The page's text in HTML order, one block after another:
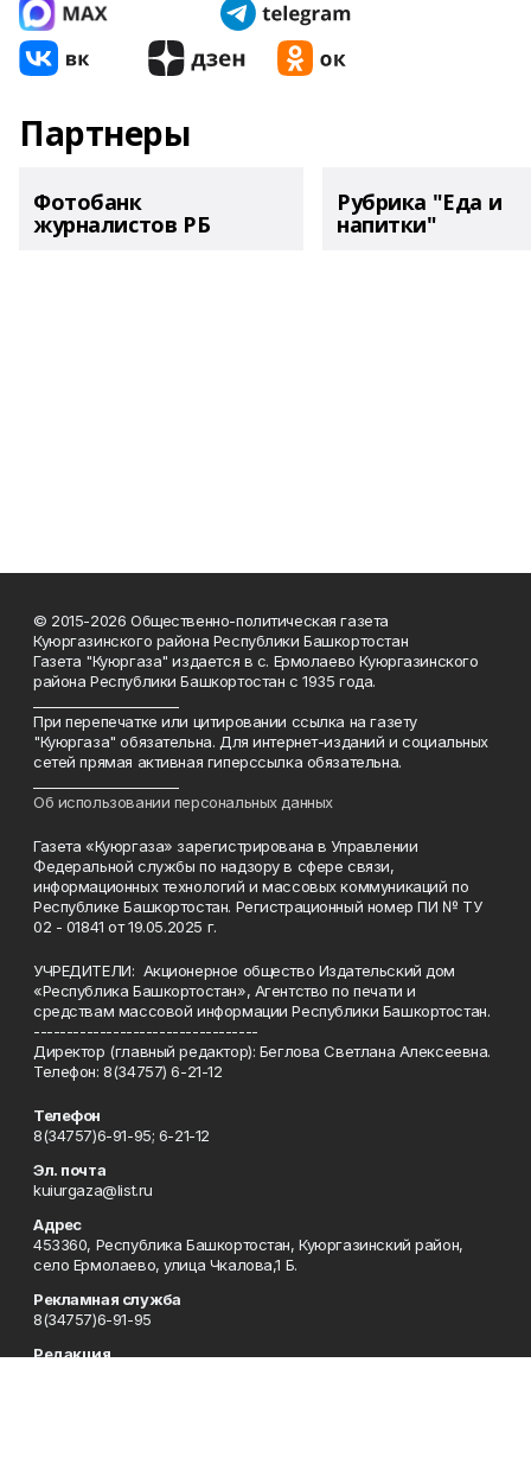
Партнеры
Фотобанк
журналистов РБ
Рубрика "Еда и
напитки"
© 2015-2026 Общественно-политическая газета
Куюргазинского района Республики Башкортостан
Газета "Куюргаза" издается в с. Ермолаево Куюргазинского
района Республики Башкортостан с 1935 года.
При перепечатке или цитировании ссылка на газету
"Куюргаза" обязательна. Для интернет-изданий и социальных
сетей прямая активная гиперссылка обязательна.
Об использовании персональных данных
Газета «Куюргаза» зарегистрирована в Управлении
Федеральной службы по надзору в сфере связи,
информационных технологий и массовых коммуникаций по
Республике Башкортостан. Регистрационный номер ПИ № ТУ
02 - 01841 от 19.05.2025 г.
УЧРЕДИТЕЛИ: Акционерное общество Издательский дом
«Республика Башкортостан», Агентство по печати и
средствам массовой информации Республики Башкортостан.
----------------------------------
Директор (главный редактор): Беглова Светлана Алексеевна.
Телефон: 8(34757) 6-21-12
Телефон
8(34757)6-91-95; 6-21-12
Эл. почта
kuiurgaza@list.ru
Адрес
453360, Республика Башкортостан, Куюргазинский район,
село Ермолаево, улица Чкалова,1 Б.
Рекламная служба
8(34757)6-91-95
Редакция